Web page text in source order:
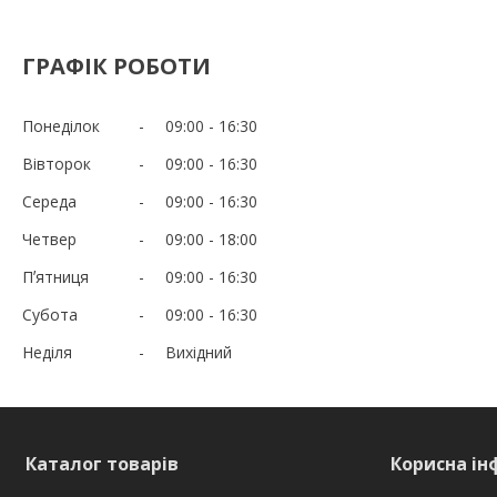
ГРАФІК РОБОТИ
Понеділок 09:00
16:30
Вівторок
09:00
16:30
Середа
09:00
16:30
Четвер
09:00
18:00
Пʼятниця
09:00
16:30
Субота
09:00
16:30
Неділя
Вихідний
Каталог товарів Корисна